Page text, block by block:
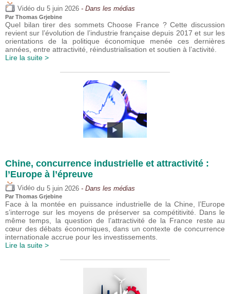
Vidéo du 5 juin 2026 - Dans les médias
Par Thomas Grjebine
Quel bilan tirer des sommets Choose France ? Cette discussion
revient sur l’évolution de l’industrie française depuis 2017 et sur les
orientations de la politique économique menée ces dernières
années, entre attractivité, réindustrialisation et soutien à l’activité.
Lire la suite >
Chine, concurrence industrielle et attractivité :
l’Europe à l’épreuve
Vidéo du 5 juin 2026 - Dans les médias
Par Thomas Grjebine
Face à la montée en puissance industrielle de la Chine, l’Europe
s’interroge sur les moyens de préserver sa compétitivité. Dans le
même temps, la question de l’attractivité de la France reste au
cœur des débats économiques, dans un contexte de concurrence
internationale accrue pour les investissements.
Lire la suite >